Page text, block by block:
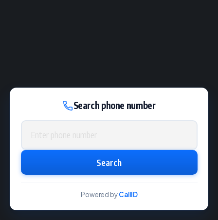
Search phone number
Phone number
Search
Powered byCallID